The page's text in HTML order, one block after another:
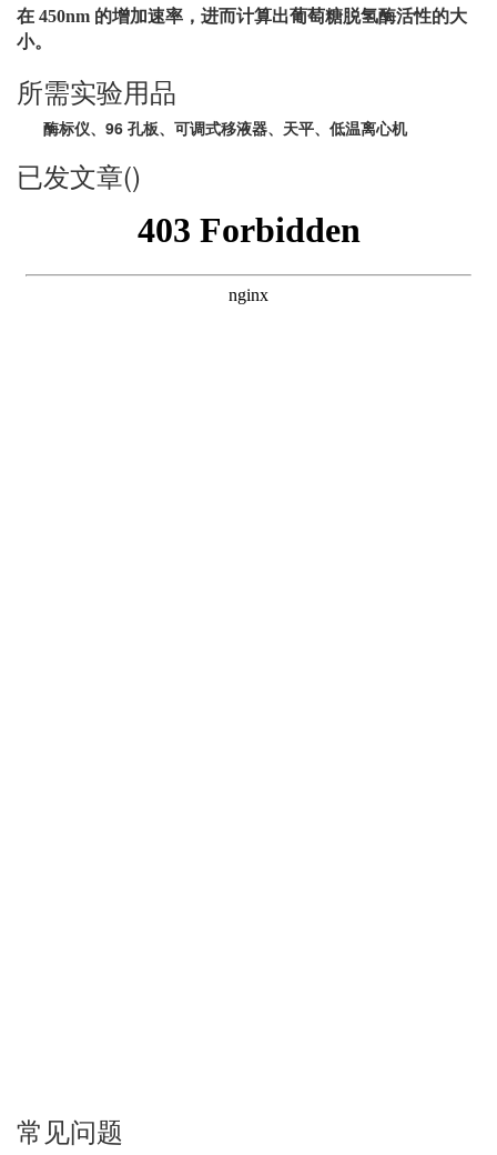
在 450nm 的增加速率，进而计算出葡萄糖脱氢酶活性的大
小。
所需实验用品
酶标仪、96 孔板、可调式移液器、天平、低温离心机
已发文章()
常见问题